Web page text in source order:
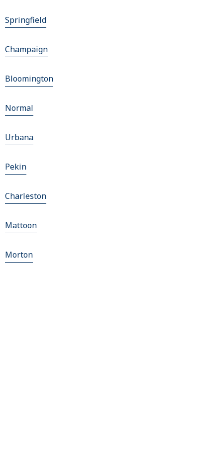
Springfield
Champaign
Bloomington
Normal
Urbana
Pekin
Charleston
Mattoon
Morton